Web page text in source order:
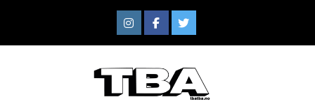
content
InstagramFacebook
Twitter